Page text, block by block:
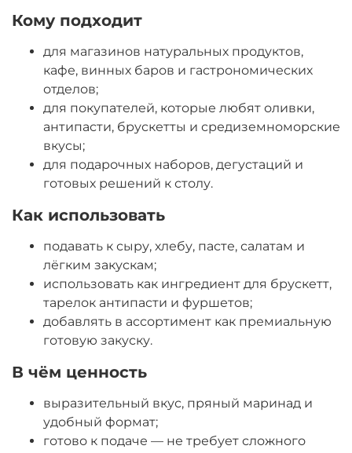
Кому подходит
для магазинов натуральных продуктов,
кафе, винных баров и гастрономических
отделов;
для покупателей, которые любят оливки,
антипасти, брускетты и средиземноморские
вкусы;
для подарочных наборов, дегустаций и
готовых решений к столу.
Как использовать
подавать к сыру, хлебу, пасте, салатам и
лёгким закускам;
использовать как ингредиент для брускетт,
тарелок антипасти и фуршетов;
добавлять в ассортимент как премиальную
готовую закуску.
В чём ценность
выразительный вкус, пряный маринад и
удобный формат;
готово к подаче — не требует сложного